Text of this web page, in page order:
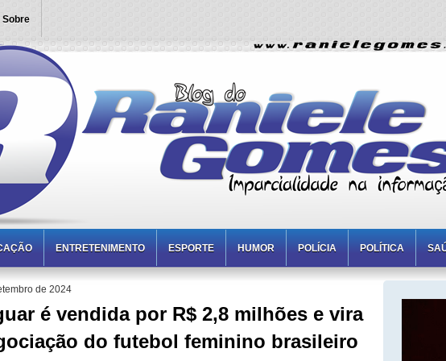
Sobre
ENTRETENIMENTO ESPORTE HUMOR POLÍCIA POLÍTICA
de 2024
é vendida por R$ 2,8 milhões e vira
do futebol feminino brasileiro